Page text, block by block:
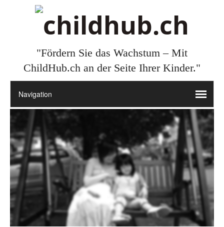
"Fördern Sie das Wachstum – Mit
ChildHub.ch an der Seite Ihrer Kinder."